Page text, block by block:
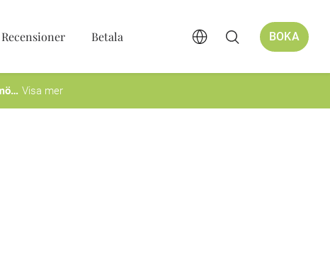
Recensioner Betala BOKA
Visa mer